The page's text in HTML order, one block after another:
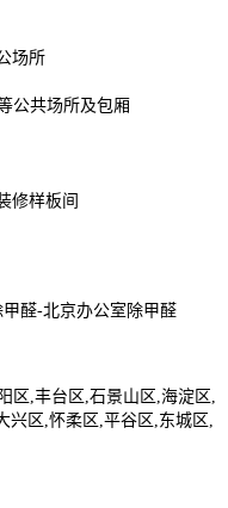
场所
公共场所及包厢
修样板间
区,丰台区,石景山区,海淀区,
区,怀柔区,平谷区,东城区,